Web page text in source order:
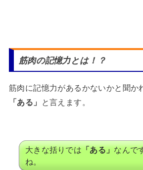
筋肉の記憶力とは！？
筋肉に記憶力があるかないかと聞か
「ある」
と言えます。
大きな括りでは「ある」なんで
ね。